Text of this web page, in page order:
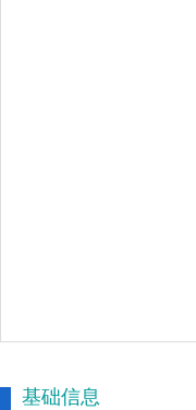
基础信息